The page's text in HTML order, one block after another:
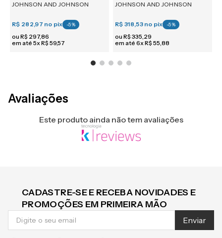
JOHNSON AND JOHNSON
R$ 282,97 no pix -5%
ou R$ 297,86
em até 5xR$ 59,57
JOHNSON AND JOHNSON
R$ 318,53 no pix -5%
ou R$ 335,29
em até 6xR$ 55,88
Avaliações
Este produto ainda não tem avaliações
CADASTRE-SE E RECEBA NOVIDADES E
PROMOÇÕES EM PRIMEIRA MÃO
Enviar